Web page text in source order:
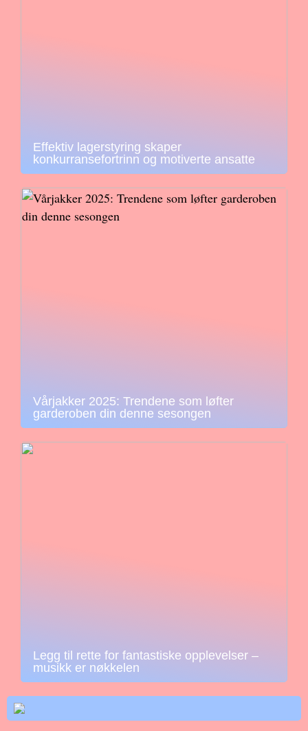
Effektiv lagerstyring skaper
konkurransefortrinn og motiverte ansatte
Vårjakker 2025: Trendene som løfter
garderoben din denne sesongen
Legg til rette for fantastiske opplevelser –
musikk er nøkkelen